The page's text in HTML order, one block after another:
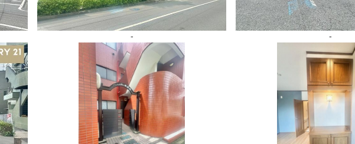
- -